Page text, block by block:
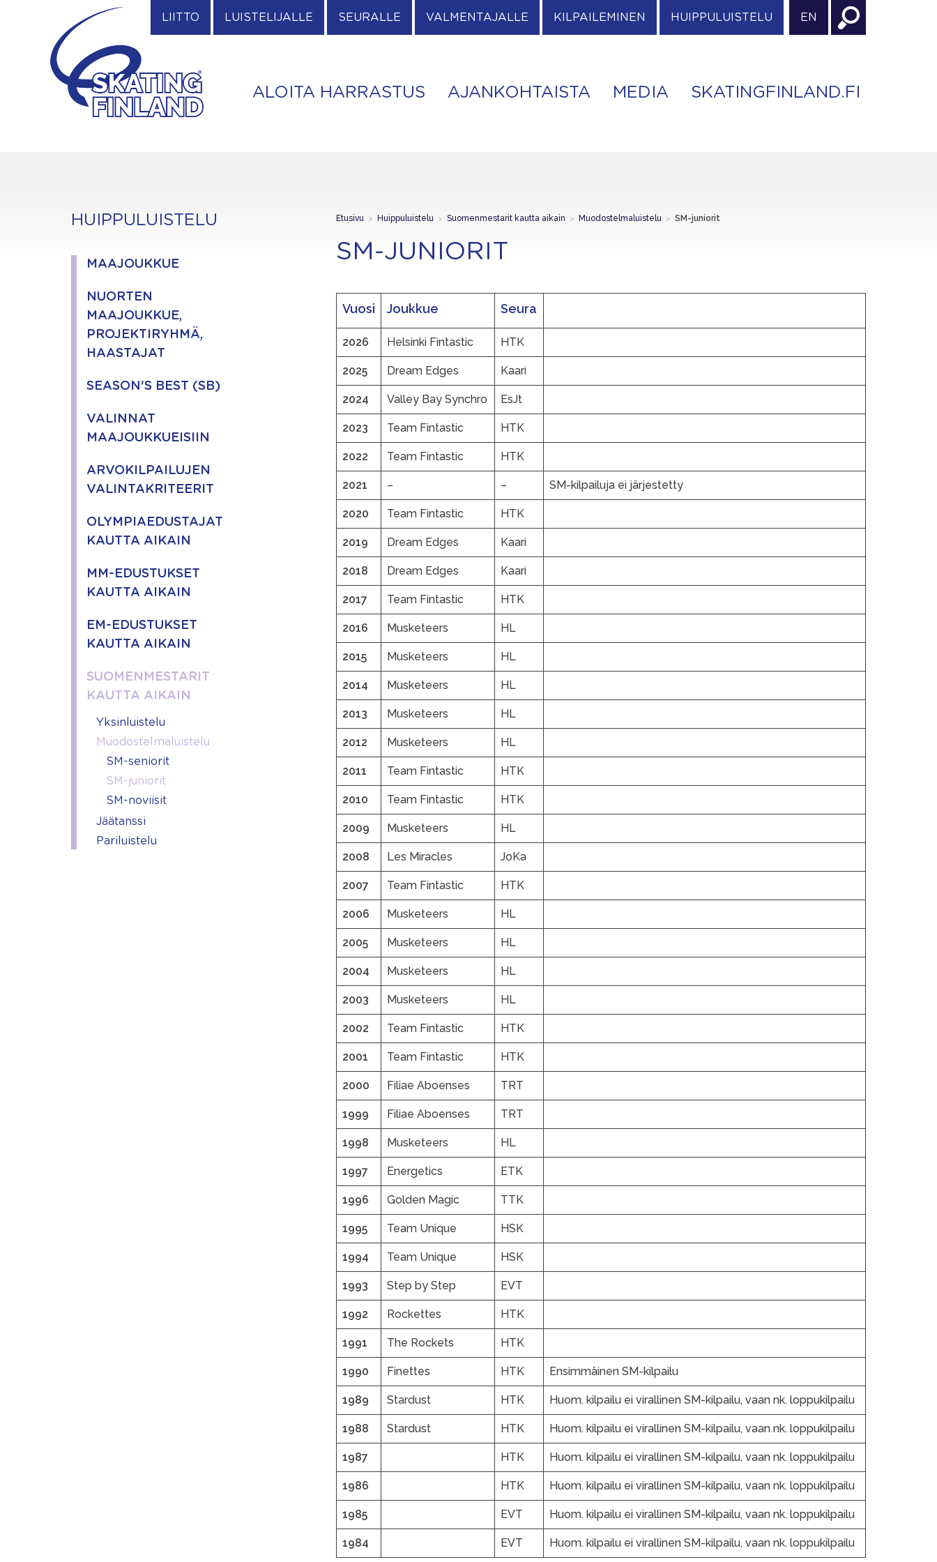
LIITTO LUISTELIJALLE SEURALLE VALMENTAJALLE KILPAILEMINEN HUIPPULUISTELU EN
ALOITA HARRASTUS AJANKOHTAISTA MEDIA SKATINGFINLAND.FI
HUIPPULUISTELU
MAAJOUKKUE
NUORTEN
MAAJOUKKUE,
PROJEKTIRYHMÄ,
HAASTAJAT
SEASON'S BEST (SB)
VALINNAT
MAAJOUKKUEISIIN
ARVOKILPAILUJEN
VALINTAKRITEERIT
OLYMPIAEDUSTAJAT
KAUTTA AIKAIN
MM-EDUSTUKSET
KAUTTA AIKAIN
EM-EDUSTUKSET
KAUTTA AIKAIN
SUOMENMESTARIT
KAUTTA AIKAIN
Yksinluistelu
Muodostelmaluistelu
SM-seniorit
SM-juniorit
SM-noviisit
Jäätanssi
Pariluistelu
Etusivu > Huippuluistelu > Suomenmestarit kautta aikain > Muodostelmaluistelu > SM-juniorit
SM-JUNIORIT
Vuosi Joukkue Seura
2026 Helsinki Fintastic HTK
2025 Dream Edges Kaari
2024 Valley Bay Synchro EsJt
2023 Team Fintastic HTK
2022 Team Fintastic HTK
2021 – – SM-kilpailuja ei järjestetty
2020 Team Fintastic HTK
2019 Dream Edges Kaari
2018 Dream Edges Kaari
2017 Team Fintastic HTK
2016 Musketeers HL
2015 Musketeers HL
2014 Musketeers HL
2013 Musketeers HL
2012 Musketeers HL
2011 Team Fintastic HTK
2010 Team Fintastic HTK
2009 Musketeers HL
2008 Les Miracles JoKa
2007 Team Fintastic HTK
2006 Musketeers HL
2005 Musketeers HL
2004 Musketeers HL
2003 Musketeers HL
2002 Team Fintastic HTK
2001 Team Fintastic HTK
2000 Filiae Aboenses TRT
1999 Filiae Aboenses TRT
1998 Musketeers HL
1997 Energetics ETK
1996 Golden Magic TTK
1995 Team Unique HSK
1994 Team Unique HSK
1993 Step by Step EVT
1992 Rockettes HTK
1991 The Rockets HTK
1990 Finettes HTK Ensimmäinen SM-kilpailu
1989 Stardust HTK Huom. kilpailu ei virallinen SM-kilpailu, vaan nk. loppukilpailu
1988 Stardust HTK Huom. kilpailu ei virallinen SM-kilpailu, vaan nk. loppukilpailu
1987 HTK Huom. kilpailu ei virallinen SM-kilpailu, vaan nk. loppukilpailu
1986 HTK Huom. kilpailu ei virallinen SM-kilpailu, vaan nk. loppukilpailu
1985 EVT Huom. kilpailu ei virallinen SM-kilpailu, vaan nk. loppukilpailu
1984 EVT Huom. kilpailu ei virallinen SM-kilpailu, vaan nk. loppukilpailu